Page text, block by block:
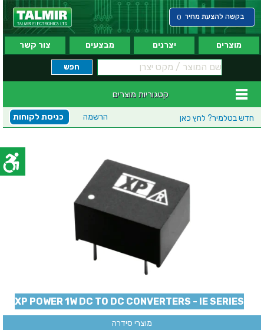
בקשה להצעת מחיר 0
מוצרים יצרנים מבצעים צור קשר
קטגוריות מוצרים
חדש בטלמיר? לחץ כאן כניסת לקוחות הרשמה
XP POWER 1W DC TO DC CONVERTERS - IE SERIES
מוצרי סידרה